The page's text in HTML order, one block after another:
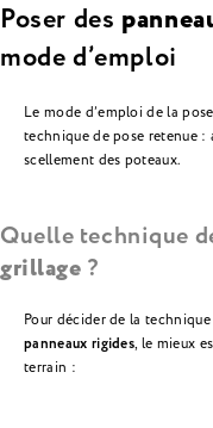
Poser des
mode d’emploi
Le mode d’emploi de la
technique de pose retenue :
scellement des poteaux.
Quelle technique
grillage ?
Pour décider de la
panneaux rigides, le mieux
terrain :